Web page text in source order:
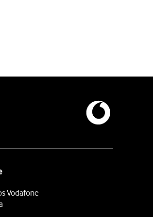
Vodafone